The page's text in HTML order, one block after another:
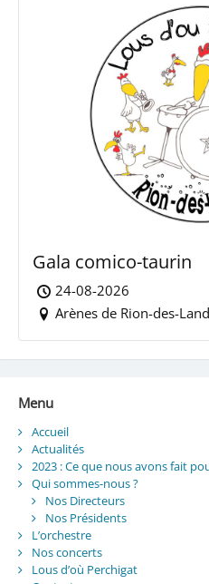
Gala comico-taurin
24-08-2026
Arènes de Rion-des-
Menu
Accueil
Actualités
2023 : Ce que nous avons fait
Qui sommes-nous ?
Nos Directeurs
Nos Présidents
L’orchestre
Nos concerts
Lous d’où Perchigat